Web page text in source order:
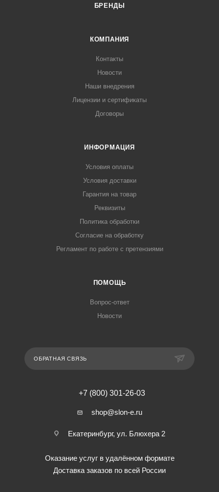
БРЕНДЫ
КОМПАНИЯ
Контакты
Новости
Наши внедрения
Лицензии и сертификаты
Договоры
ИНФОРМАЦИЯ
Условия оплаты
Условия доставки
Гарантия на товар
Реквизиты
Политика обработки
Согласие на обработку
Регламент по работе с претензиями
ПОМОЩЬ
Вопрос-ответ
Новости
ОБРАТНАЯ СВЯЗЬ
+7 (800) 301-26-03
shop@slon-e.ru
Екатеринбург, ул. Блюхера 2
Оказание услуг в удалённом формате
Доставка заказов по всей России